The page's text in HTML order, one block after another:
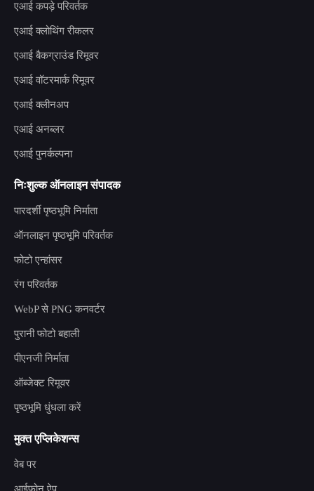
एआई कपड़े परिवर्तक
एआई क्लोथिंग रीकलर
एआई बैकग्राउंड रिमूवर
एआई वॉटरमार्क रिमूवर
एआई क्लीनअप
एआई अनब्लर
एआई पुनर्कल्पना
निःशुल्क ऑनलाइन संपादक
पारदर्शी पृष्ठभूमि निर्माता
ऑनलाइन पृष्ठभूमि परिवर्तक
फोटो एन्हांसर
रंग परिवर्तक
WebP से PNG कनवर्टर
पुरानी फोटो बहाली
पीएनजी निर्माता
ऑब्जेक्ट रिमूवर
पृष्ठभूमि धुंधला करें
मुक्त एप्लिकेशन्स
वेब पर